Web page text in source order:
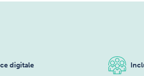
digitale